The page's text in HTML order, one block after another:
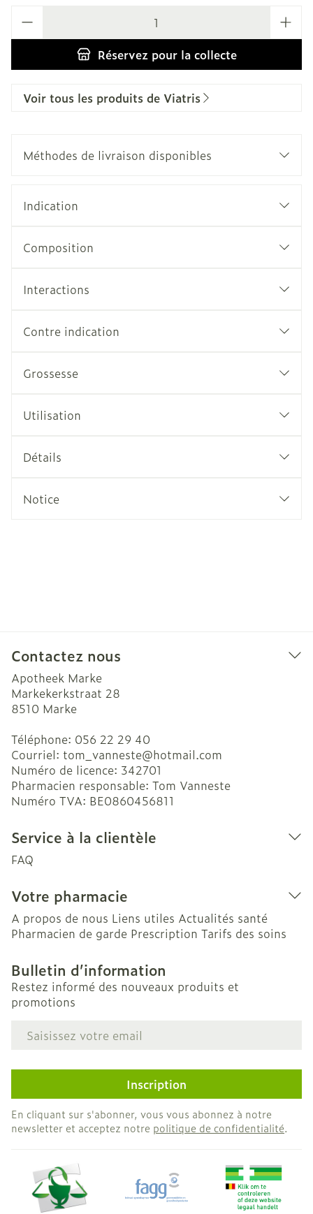
Réservezpour la collecte
Voir tous les produits de Viatris
Méthodes de livraison disponibles
Indication
Composition
Interactions
Contre indication
Grossesse
Utilisation
Détails
Notice
Contactez nous
Apotheek Marke
Markekerkstraat 28
8510 Marke
Téléphone: 056 22 29 40
Courriel: tom_vanneste@hotmail.com
Numéro de licence: 342701
Pharmacien responsable: Tom Vanneste
Numéro TVA: BE0860456811
Service à la clientèle
FAQ
Votre pharmacie
A propos de nous Liens utiles Actualités santé
Pharmacien de garde Prescription Tarifs des soins
Bulletin d’information
Restez informé des nouveaux produits et
promotions
Adresse mail
Inscription
En cliquant sur s'abonner, vous vous abonnez à notre
newsletter et acceptez notre politique de confidentialité.